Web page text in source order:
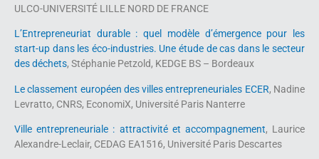
ULCO-UNIVERSITÉ LILLE NORD DE FRANCE
L’Entrepreneuriat durable : quel modèle d’émergence pour les
start-up dans les éco-industries. Une étude de cas dans le secteur
des déchets, Stéphanie Petzold, KEDGE BS – Bordeaux
Le classement européen des villes entrepreneuriales ECER, Nadine
Levratto, CNRS, EconomiX, Université Paris Nanterre
Ville entrepreneuriale : attractivité et accompagnement, Laurice
Alexandre-Leclair, CEDAG EA1516, Université Paris Descartes